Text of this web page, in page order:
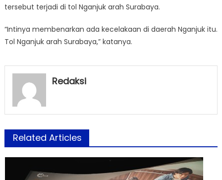
tersebut terjadi di tol Nganjuk arah Surabaya.
“Intinya membenarkan ada kecelakaan di daerah Nganjuk itu.
Tol Nganjuk arah Surabaya,” katanya.
Redaksi
Related Articles